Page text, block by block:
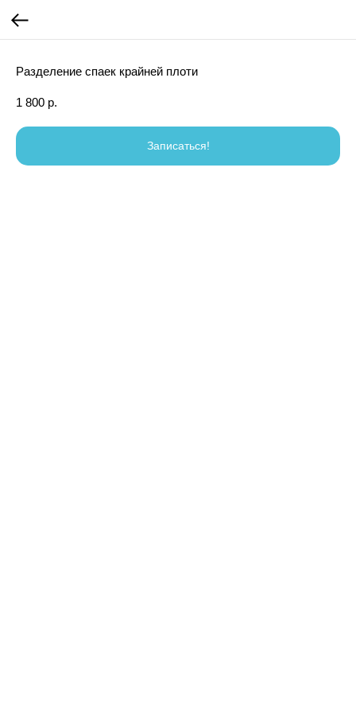
Разделение спаек крайней плоти
1 800 р.
Записаться!